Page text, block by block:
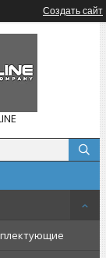
Создать сайт